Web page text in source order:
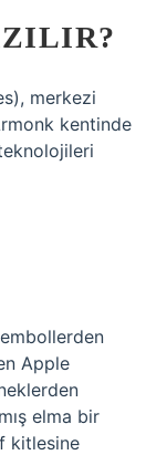
merkezi
kentinde
Apple
elma bir
kitlesine